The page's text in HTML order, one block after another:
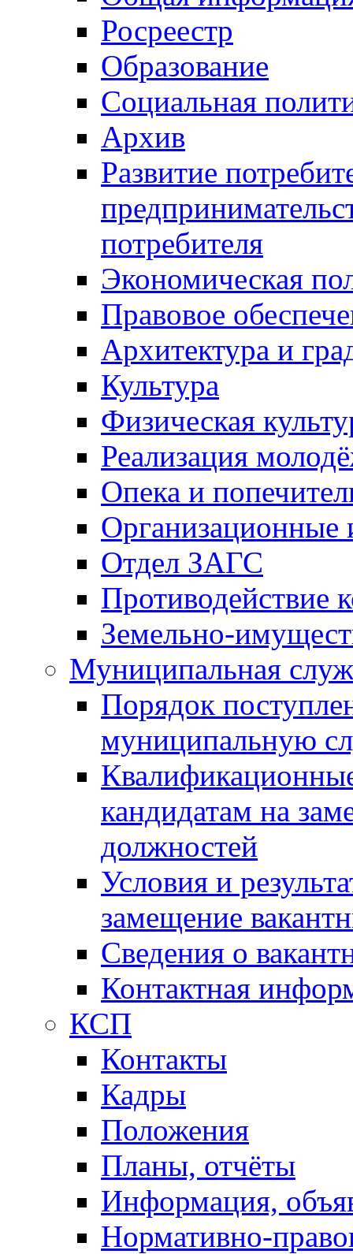
Росреестр
Образование
Социальная
Архив
Развитие
потребителя
Экономическая
Правовое
Архитектура и
Культура
Физическая
Реализация
Опека и
Отдел ЗАГС
Противодействие
Земельно-
Муниципальная
Порядок
муниципальную
кандидатам на
должностей
Условия и
замещение
Сведения о
Контактная
КСП
Контакты
Кадры
Положения
Планы, отчёты
Информация,
Нормативно-